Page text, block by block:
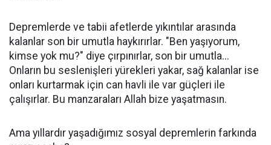
Depremlerde ve tabii afetlerde yıkıntılar arasında
kalanlar son bir umutla haykırırlar. "Ben yaşıyorum,
kimse yok mu?" diye çırpınırlar, son bir umutla...
Onların bu seslenişleri yürekleri yakar, sağ kalanlar ise
onları kurtarmak için can havli ile var güçleri ile
çalışırlar. Bu manzaraları Allah bize yaşatmasın.
Ama yıllardır yaşadığımız sosyal depremlerin farkında